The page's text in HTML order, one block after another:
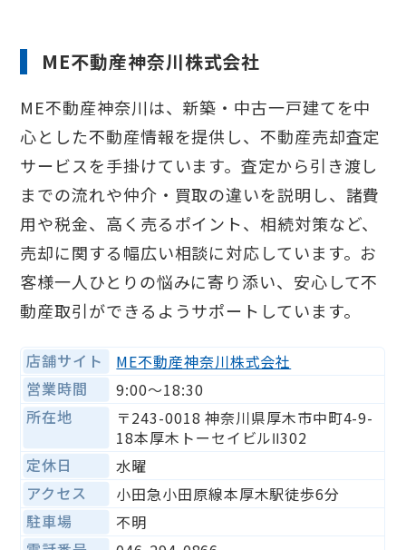
ME不動産神奈川株式会社
ME不動産神奈川は、新築・中古一戸建てを中
心とした不動産情報を提供し、不動産売却査定
サービスを手掛けています。査定から引き渡し
までの流れや仲介・買取の違いを説明し、諸費
用や税金、高く売るポイント、相続対策など、
売却に関する幅広い相談に対応しています。お
客様一人ひとりの悩みに寄り添い、安心して不
動産取引ができるようサポートしています。
店舗サイト
ME不動産神奈川株式会社
営業時間
9:00～18:30
所在地
〒243-0018 神奈川県厚木市中町4-9-
18本厚木トーセイビルⅡ302
定休日
水曜
アクセス
小田急小田原線本厚木駅徒歩6分
駐車場
不明